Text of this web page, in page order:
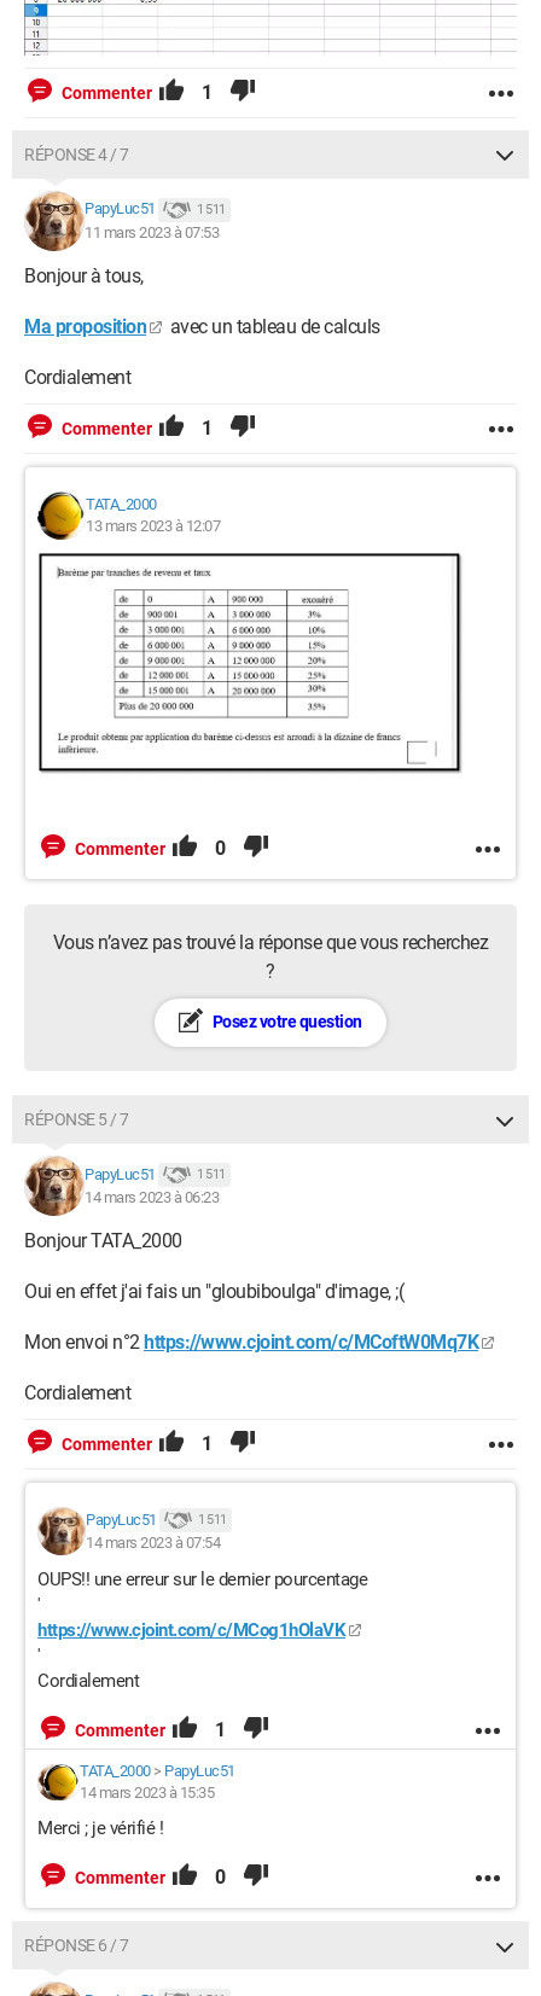
Commenter 1
RÉPONSE 4 / 7
PapyLuc51 1 511
11 mars 2023 à 07:53
Bonjour à tous,
Ma proposition avec un tableau de calculs
Cordialement
Commenter 1
TATA_2000
13 mars 2023 à 12:07
Commenter 0
Vous n’avez pas trouvé la réponse que vous recherchez
?
Posez votre question
RÉPONSE 5 / 7
PapyLuc51 1 511
14 mars 2023 à 06:23
Bonjour TATA_2000
Oui en effet j'ai fais un "gloubiboulga" d'image, ;(
Mon envoi n°2 https://www.cjoint.com/c/MCoftW0Mq7K
Cordialement
Commenter 1
PapyLuc51 1 511
14 mars 2023 à 07:54
OUPS!! une erreur sur le dernier pourcentage
'
https://www.cjoint.com/c/MCog1hOlaVK
'
Cordialement
Commenter 1
TATA_2000> PapyLuc51
14 mars 2023 à 15:35
Merci ; je vérifié !
Commenter 0
RÉPONSE 6 / 7